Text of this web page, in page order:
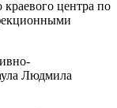
центра по
Людмила